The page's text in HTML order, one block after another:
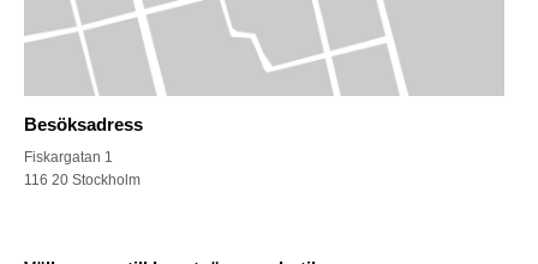
Besöksadress
Fiskargatan 1
116 20 Stockholm